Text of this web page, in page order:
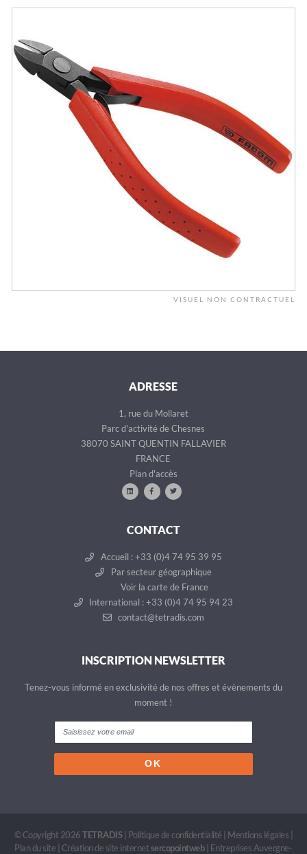
VISUEL NON CONTRACTUEL
ADRESSE
1, rue du Mollaret
Parc d'activité de Chesnes
38070 SAINT QUENTIN FALLAVIER
FRANCE
Plan d'accès
CONTACT
Accueil : +33 (0)4 74 95 39 95
Par secteur géographique
Voir la carte de France
International : +33 (0)4 74 95 94 23
contact@tetradis.com
INSCRIPTION NEWSLETTER
Tenez-vous informé en exclusivité de nos offres et évènements du
moment !
© Copyright 2026TETRADIS| Politique de confidentialité Mentions légales
Plan du site
Création de site internet sercopointweb| Entreprises Auvergne-